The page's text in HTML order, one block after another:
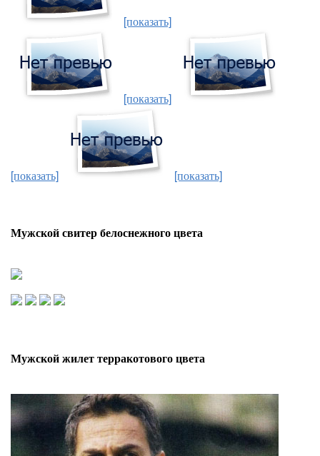
[показать]
[показать]
[показать] [показать]
Мужской свитер белоснежного цвета
Мужской жилет терракотового цвета